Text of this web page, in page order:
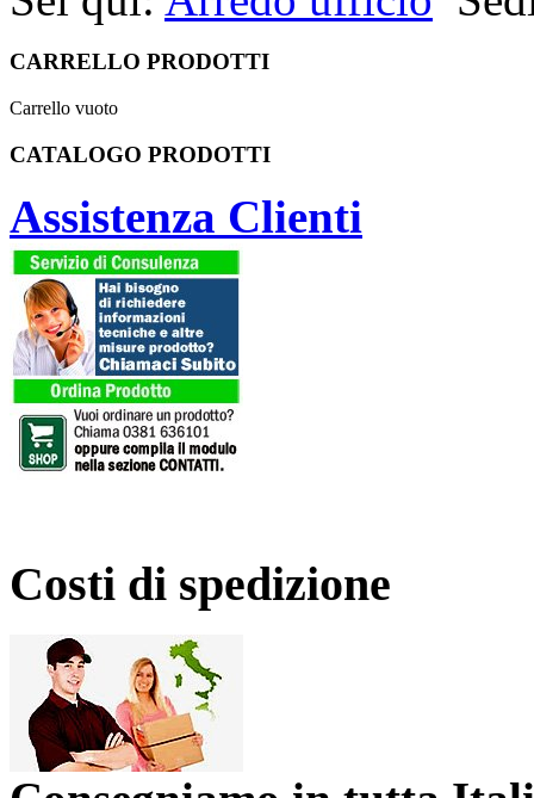
CARRELLO PRODOTTI
Carrello vuoto
CATALOGO PRODOTTI
Assistenza Clienti
Costi di spedizione